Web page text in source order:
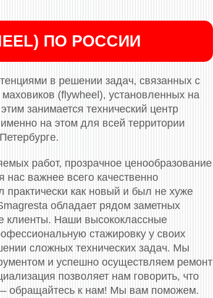
ПО РОССИИ
в решении задач, связанных с
(flywheel), установленных на
занимается технический центр
на этом для всей территории
работ, прозрачное ценообразование
нас важнее всего качественно
практически как новый и был не хуже
обладает рядом заметных
клиенты. Наши высококлассные
стажировку у своих
сложных технических задач. Мы
и успешно осуществляем ремонт
позволяет нам говорить, что
обращайтесь к нам! Мы вам поможем.